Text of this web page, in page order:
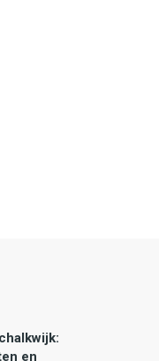
en